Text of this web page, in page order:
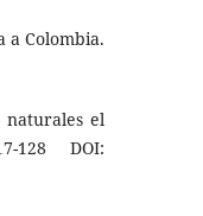
a Colombia.
naturales el
128 DOI: